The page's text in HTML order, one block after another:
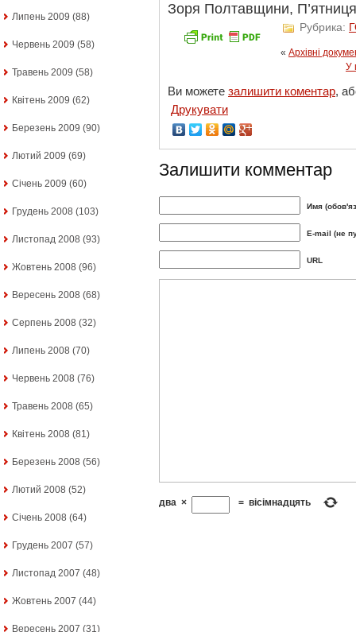
Липень 2009 (88)
Червень 2009 (58)
Травень 2009 (58)
Квітень 2009 (62)
Березень 2009 (90)
Лютий 2009 (69)
Січень 2009 (60)
Грудень 2008 (103)
Листопад 2008 (93)
Жовтень 2008 (96)
Вересень 2008 (68)
Серпень 2008 (32)
Липень 2008 (70)
Червень 2008 (76)
Травень 2008 (65)
Квітень 2008 (81)
Березень 2008 (56)
Лютий 2008 (52)
Січень 2008 (64)
Грудень 2007 (57)
Листопад 2007 (48)
Жовтень 2007 (44)
Вересень 2007 (31)
Зоря Полтавщини,
Рубрика:
« Архівні
У
Ви можете залишити коментар,
Друкувати
Залишити комментар
Имя
E-mail (не
URL
два × = вісімнадцять